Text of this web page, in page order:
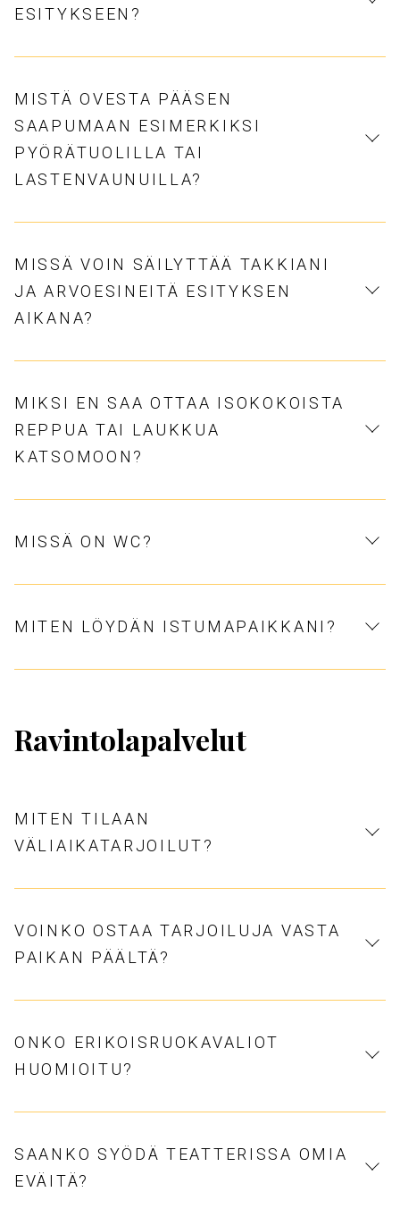
ESITYKSEEN?
MISTÄ OVESTA PÄÄSEN
SAAPUMAAN ESIMERKIKSI
PYÖRÄTUOLILLA TAI
LASTENVAUNUILLA?
MISSÄ VOIN SÄILYTTÄÄ TAKKIANI
JA ARVOESINEITÄ ESITYKSEN
AIKANA?
MIKSI EN SAA OTTAA ISOKOKOISTA
REPPUA TAI LAUKKUA
KATSOMOON?
MISSÄ ON WC?
MITEN LÖYDÄN ISTUMAPAIKKANI?
Ravintolapalvelut
MITEN TILAAN
VÄLIAIKATARJOILUT?
VOINKO OSTAA TARJOILUJA VASTA
PAIKAN PÄÄLTÄ?
ONKO ERIKOISRUOKAVALIOT
HUOMIOITU?
SAANKO SYÖDÄ TEATTERISSA OMIA
EVÄITÄ?